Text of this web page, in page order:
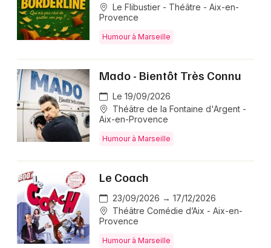
Le Flibustier - Théâtre - Aix-en-
Provence
Humour à Marseille
Mado - Bientôt Très Connu
Le 19/09/2026
Théâtre de la Fontaine d'Argent -
Aix-en-Provence
Humour à Marseille
Le Coach
23/09/2026 → 17/12/2026
Théâtre Comédie d’Aix - Aix-en-
Provence
Humour à Marseille